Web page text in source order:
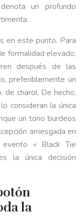
un profundo
en este punto. Para
formalidad elevado,
después de las
preferiblemente un
de charol. De hecho,
lo consideran la única
un tono burdeos
arriesgada en
« Black Tie
la única decisión
la